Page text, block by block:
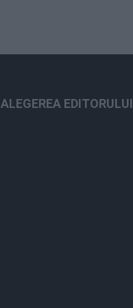
ALEGEREA EDITORULUI